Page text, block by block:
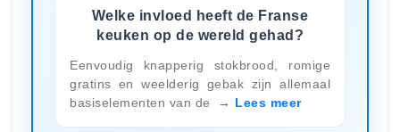
Welke invloed heeft de Franse
keuken op de wereld gehad?
Eenvoudig knapperig stokbrood, romige
gratins en weelderig gebak zijn allemaal
basiselementen van de
Lees meer